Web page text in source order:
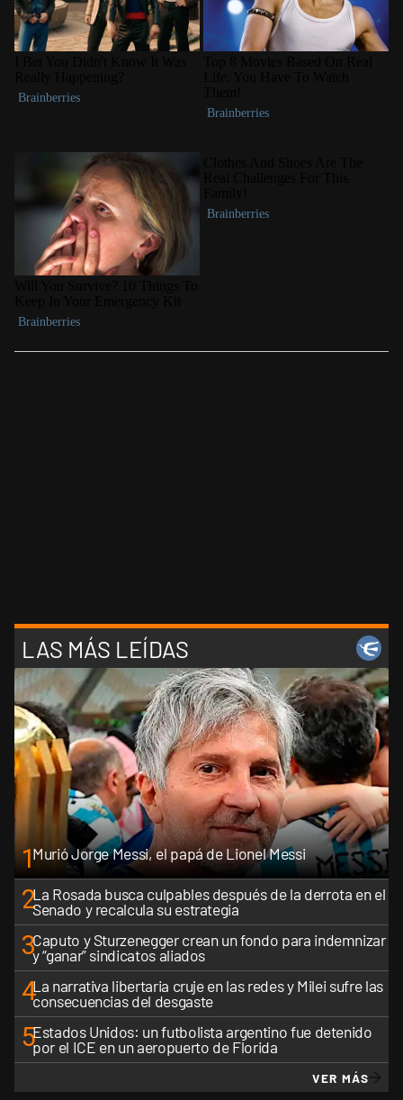
LAS MÁS LEÍDAS
1Murió Jorge Messi, el papá de Lionel Messi
2La Rosada busca culpables después de la derrota en el
Senado y recalcula su estrategia
3Caputo y Sturzenegger crean un fondo para indemnizar
y “ganar” sindicatos aliados
4La narrativa libertaria cruje en las redes y Milei sufre las
consecuencias del desgaste
5Estados Unidos: un futbolista argentino fue detenido
por el ICE en un aeropuerto de Florida
VER MÁS